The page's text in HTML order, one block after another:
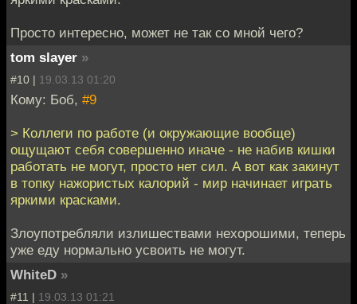
Просто интересно, может не так со мной чего?
tom slayer »
#10 | 19.03.13 01:20
Кому: Боб, #9
> Коллеги по работе (и окружающие вообще)
ощущают себя совершенно иначе - не набив кишки
работать не могут, просто нет сил. А вот как закинут
в топку нажористых калорий - мир начинает играть
яркими красками.
Злоупотребляли излишествами нехорошими, теперь
уже еду нормально усвоить не могут.
WhiteD »
#11 | 19.03.13 01:21